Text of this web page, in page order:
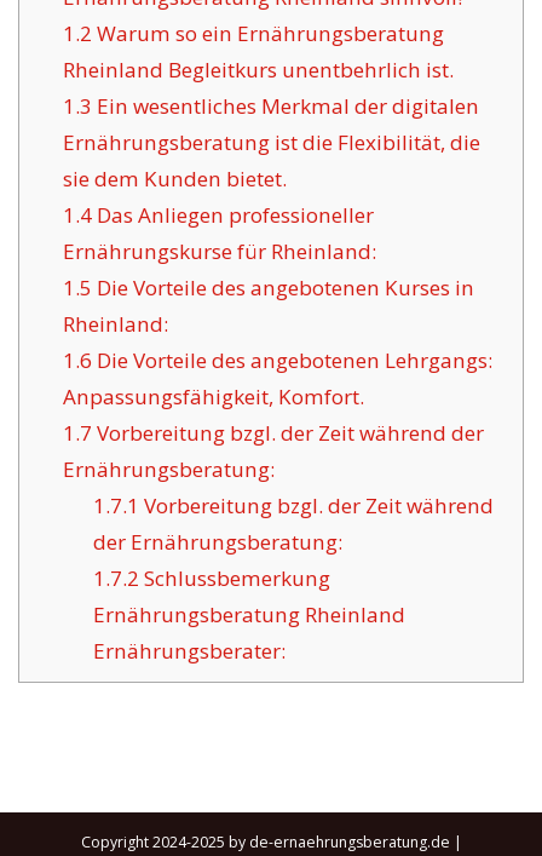
1.2 Warum so ein Ernährungsberatung
Rheinland Begleitkurs unentbehrlich ist.
1.3 Ein wesentliches Merkmal der digitalen
Ernährungsberatung ist die Flexibilität, die
sie dem Kunden bietet.
1.4Das Anliegen professioneller
Ernährungskurse für Rheinland:
1.5 Die Vorteile des angebotenen Kurses in
Rheinland:
1.6 Die Vorteile des angebotenen Lehrgangs:
Anpassungsfähigkeit, Komfort.
1.7 Vorbereitung bzgl. der Zeit während der
Ernährungsberatung:
1.7.1 Vorbereitung bzgl. der Zeit während
der Ernährungsberatung:
1.7.2 Schlussbemerkung
Ernährungsberatung Rheinland
Ernährungsberater:
Copyright 2024-2025 by de-ernaehrungsberatung.de |